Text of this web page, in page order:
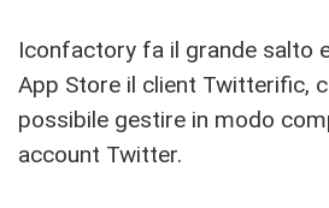
Iconfactory fa il grande salto
App Store il client Twitterific,
possibile gestire in modo
account Twitter.